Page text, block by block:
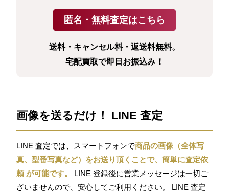
送料・キャンセル料・返送料無料。
宅配買取で即日お振込み！
画像を送るだけ！ LINE 査定
LINE 査定では、スマートフォンで商品の画像（全体写
真、型番写真など）をお送り頂くことで、簡単に査定依
頼 が可能です。
LINE 登録後に営業メッセージは一切ご
ざいませんので、安心してご利用ください。 LINE 査定